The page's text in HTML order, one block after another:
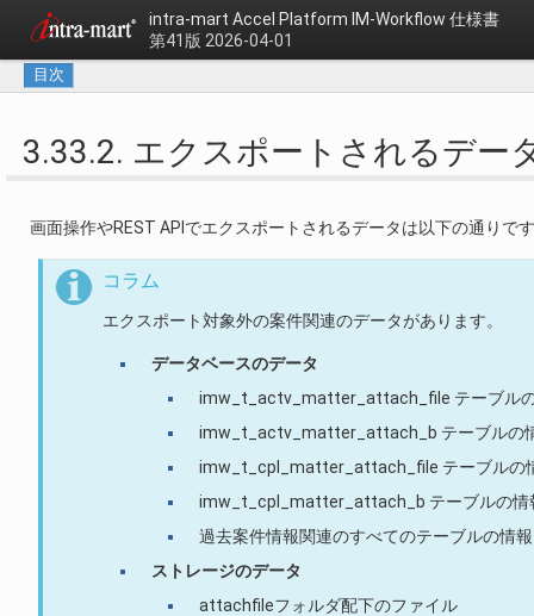
intra-mart Accel Platform IM-Workflow 仕様書
第41版 2026-04-01
目次
3.33.2. エクスポートされるデー
画面操作やREST APIでエクスポートされるデータは以下の通りで
コラム
エクスポート対象外の案件関連のデータがあります。
データベースのデータ
imw_t_actv_matter_attach_file テーブル
imw_t_actv_matter_attach_b テーブルの
imw_t_cpl_matter_attach_file テーブルの
imw_t_cpl_matter_attach_b テーブルの情
過去案件情報関連のすべてのテーブルの情報
ストレージのデータ
attachfileフォルダ配下のファイル